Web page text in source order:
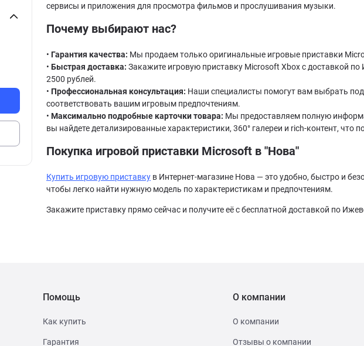
сервисы и приложения для просмотра фильмов и прослушивания музыки.
Почему выбирают нас?
• Гарантия качества: Мы продаем только оригинальные игровые приставки
• Быстрая доставка: Закажите игровую приставку Microsoft Xbox с доставкой
2500 рублей.
• Профессиональная консультация: Наши специалисты помогут вам выбрать
соответствовать вашим игровым предпочтениям.
• Максимально подробные карточки товара: Мы предоставляем полную
вы найдете детализированные характеристики, 360° галереи и rich-контент,
Покупка игровой приставки Microsoft в "Нова"
Купить игровую приставку в Интернет-магазине Нова — это удобно, быстро и
чтобы легко найти нужную модель по характеристикам и предпочтениям.
Закажите приставку прямо сейчас и получите её с бесплатной доставкой по
Помощь
Как купить
Гарантия
О компании
О компании
Отзывы о компании